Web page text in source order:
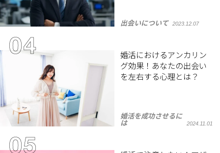
出会いについて 2023.12.07
婚活におけるアンカリン
グ効果！あなたの出会い
を左右する心理とは？
婚活を成功させるに
は
2024.11.01